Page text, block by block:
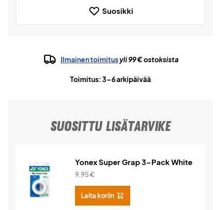
Suosikki
Ilmainen toimitusyli 99 € ostoksista
Toimitus: 3-6 arkipäivää
SUOSITTU LISÄTARVIKE
Yonex Super Grap 3-Pack White
9,95€
Laita koriin